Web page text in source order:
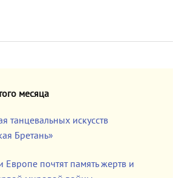
месяца
танцевальных искусств
Бретань»
Европе почтят память жертв и